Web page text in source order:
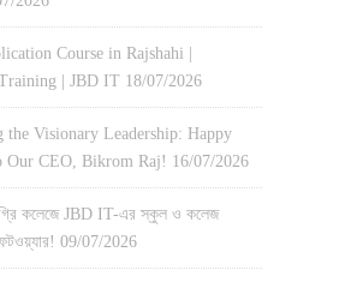
Course in Rajshahi |
| JBD IT 18/07/2026
the Visionary Leadership: Happy
Our CEO, Bikrom Raj! 16/07/2026
কলেজে JBD IT-এর স্কুল ও কলেজ
09/07/2026